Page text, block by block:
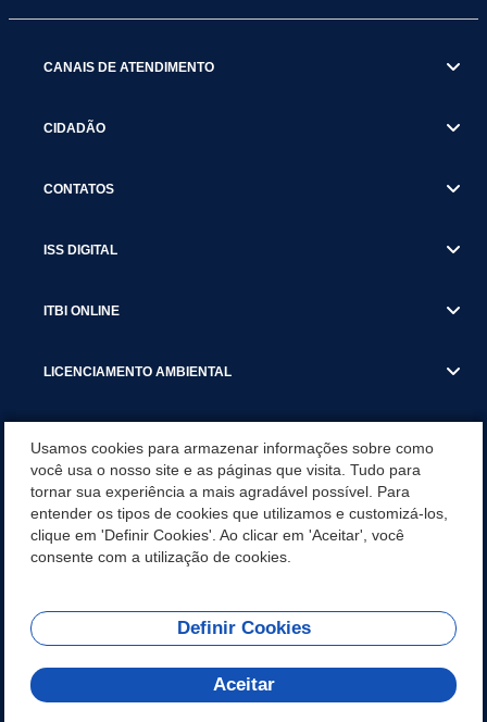
CANAIS DE ATENDIMENTO
CIDADÃO
CONTATOS
ISS DIGITAL
ITBI ONLINE
LICENCIAMENTO AMBIENTAL
SERVIÇOS
SERVIÇOS DO DEPARTAMENTO DE RECEITA MUNICIPAL
REDES SOCIAIS
Usamos cookies para armazenar informações sobre como
você usa o nosso site e as páginas que visita. Tudo para
tornar sua experiência a mais agradável possível. Para
entender os tipos de cookies que utilizamos e customizá-los,
clique em 'Definir Cookies'. Ao clicar em 'Aceitar', você
consente com a utilização de cookies.
Definir Cookies
Aceitar